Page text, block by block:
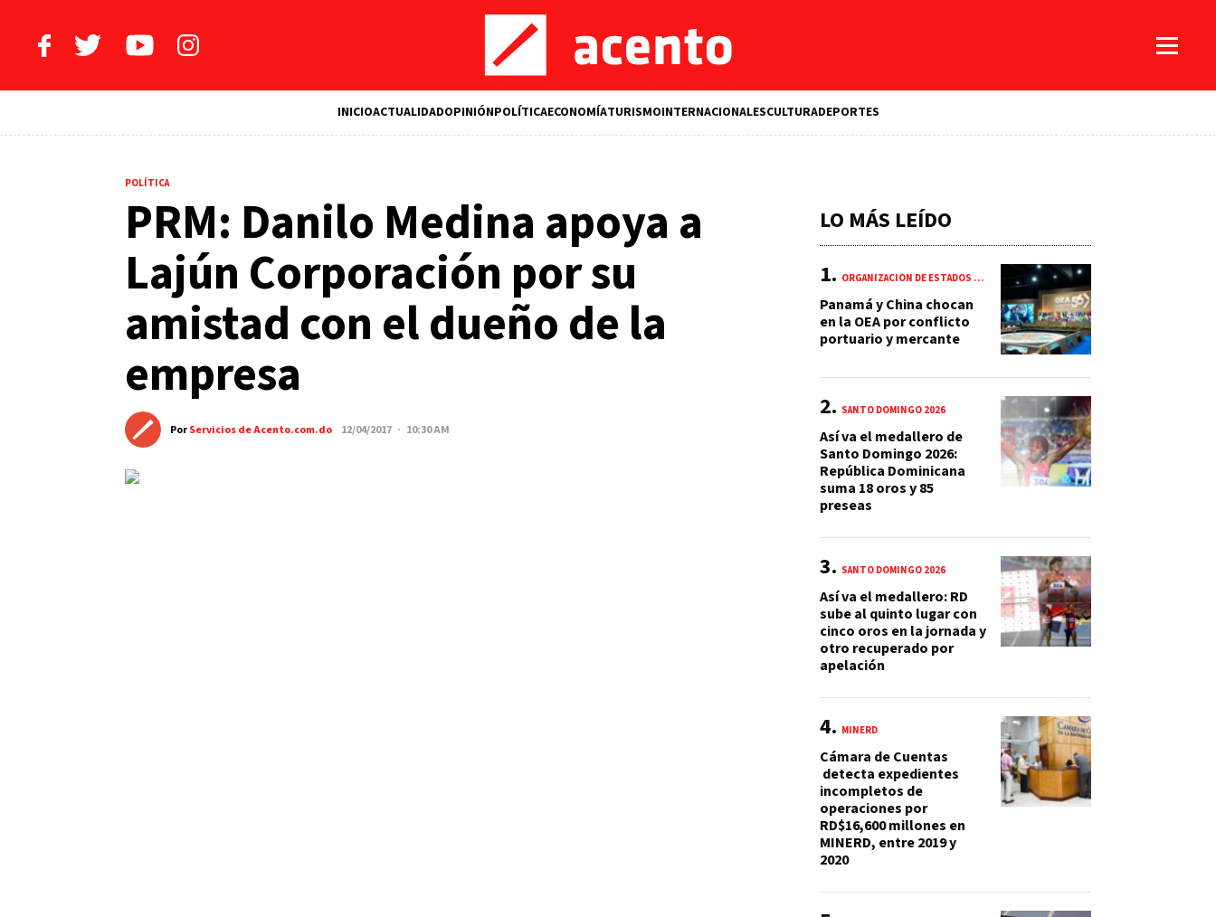
INICIOACTUALIDADOPINIÓNPOLÍTICAECONOMÍATURISMOINTERNACIONALESCULTURADEPORTES
POLÍTICA
PRM: Danilo Medina apoya a
Lajún Corporación por su
amistad con el dueño de la
empresa
PorServicios de Acento.com.do 12/04/2017 · 10:30 AM
LO MÁS LEÍDO
ORGANIZACIÓN DE ESTADOS AMERICANOS (OEA)
Panamá y China chocan
en la OEA por conflicto
portuario y mercante
SANTO DOMINGO 2026
Así va el medallero de
Santo Domingo 2026:
República Dominicana
suma 18 oros y 85
preseas
SANTO DOMINGO 2026
Así va el medallero: RD
sube al quinto lugar con
cinco oros en la jornada y
otro recuperado por
apelación
MINERD
Cámara de Cuentas
detecta expedientes
incompletos de
operaciones por
RD$16,600 millones en
MINERD, entre 2019 y
2020